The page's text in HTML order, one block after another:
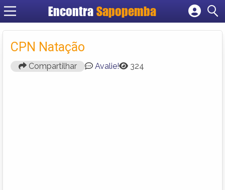
Encontra Sapopemba
Cadastrar empresa
CPN Natação
Compartilhar Avalie! 324